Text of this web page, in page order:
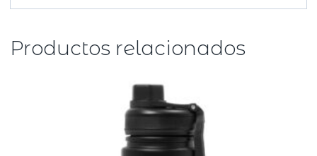
Productos relacionados